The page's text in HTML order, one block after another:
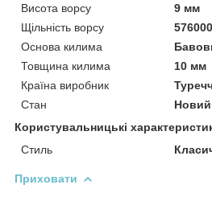
Висота ворсу
9 мм
Щільність ворсу
Основа килима
Товщина килима
10 мм
Країна виробник
Стан
Новий
Користувальницькі
Стиль
Приховати